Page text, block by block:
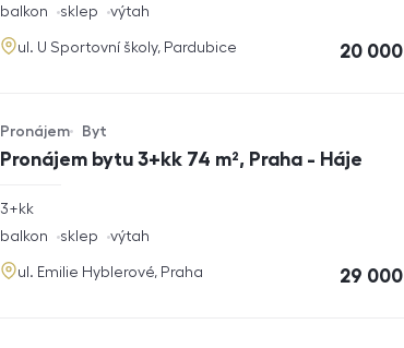
funkce
balkon sklep výtah
adresa
ul. U Sportovní školy, Pardubice cena
20 000
Pronájem bytu 3+kk 74 m², Praha - Háje
Typ nabídky
Pronájem
Typ nemovitosti
Byt
rozměry
3+kk
funkce
balkon sklep výtah
adresa
ul. Emilie Hyblerové, Praha cena
29 000